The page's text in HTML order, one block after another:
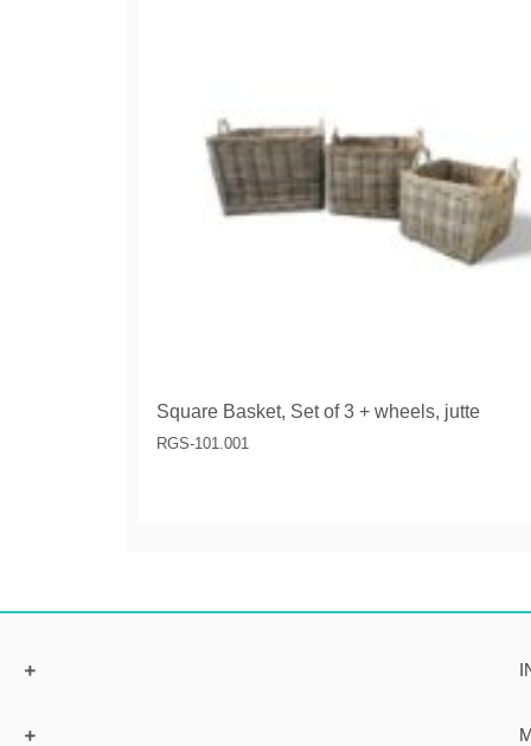
Square Basket, Set of 3 + wheels, jutte
RGS-101.001